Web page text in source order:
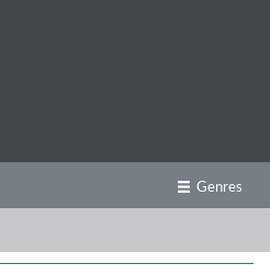
Genres